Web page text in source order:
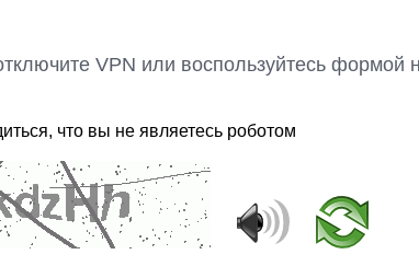
VPN или воспользуйтесь формой
что вы не являетесь роботом